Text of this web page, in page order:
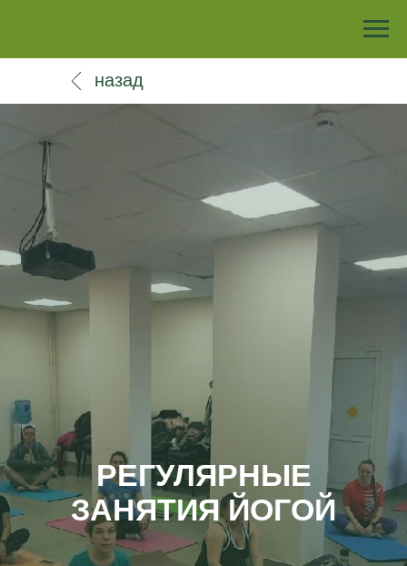
назад
РЕГУЛЯРНЫЕ
ЗАНЯТИЯ ЙОГОЙ